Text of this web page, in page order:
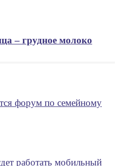
– грудное молоко
форум по семейному
работать мобильный